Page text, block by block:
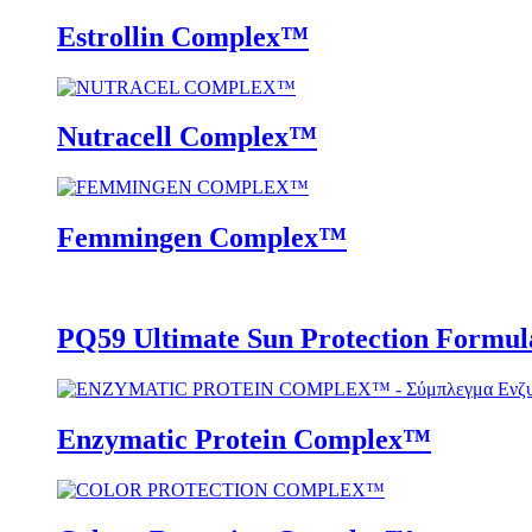
Estrollin Complex™
Nutracell Complex™
Femmingen Complex™
PQ59 Ultimate Sun Protection
Enzymatic Protein Complex™